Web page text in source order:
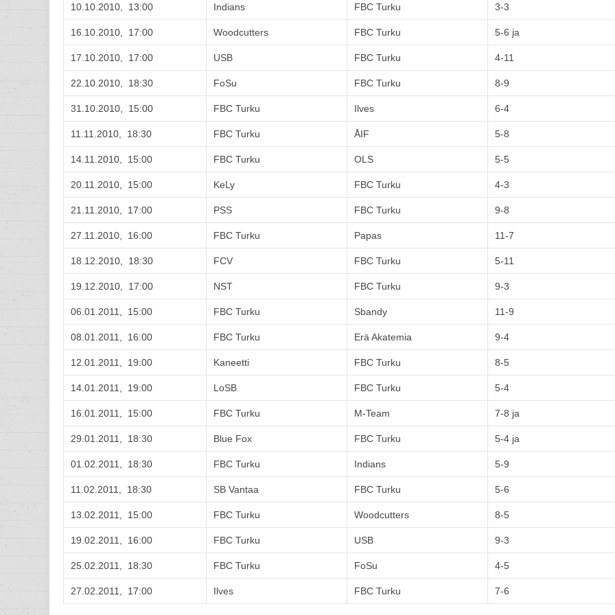
10.10.2010, 13:00 Indians FBC Turku 3-3
16.10.2010, 17:00 Woodcutters FBC Turku 5-6 ja
17.10.2010, 17:00 USB FBC Turku 4-11
22.10.2010, 18:30 FoSu FBC Turku 8-9
31.10.2010, 15:00 FBC Turku Ilves 6-4
11.11.2010, 18:30 FBC Turku ÅIF 5-8
14.11.2010, 15:00 FBC Turku OLS 5-5
20.11.2010, 15:00 KeLy FBC Turku 4-3
21.11.2010, 17:00 PSS FBC Turku 9-8
27.11.2010, 16:00 FBC Turku Papas 11-7
18.12.2010, 18:30 FCV FBC Turku 5-11
19.12.2010, 17:00 NST FBC Turku 9-3
06.01.2011, 15:00 FBC Turku Sbandy 11-9
08.01.2011, 16:00 FBC Turku Erä Akatemia 9-4
12.01.2011, 19:00 Kaneetti FBC Turku 8-5
14.01.2011, 19:00 LoSB FBC Turku 5-4
16.01.2011, 15:00 FBC Turku M-Team 7-8 ja
29.01.2011, 18:30 Blue Fox FBC Turku 5-4 ja
01.02.2011, 18:30 FBC Turku Indians 5-9
11.02.2011, 18:30 SB Vantaa FBC Turku 5-6
13.02.2011, 15:00 FBC Turku Woodcutters 8-5
19.02.2011, 16:00 FBC Turku USB 9-3
25.02.2011, 18:30 FBC Turku FoSu 4-5
27.02.2011, 17:00 Ilves FBC Turku 7-6